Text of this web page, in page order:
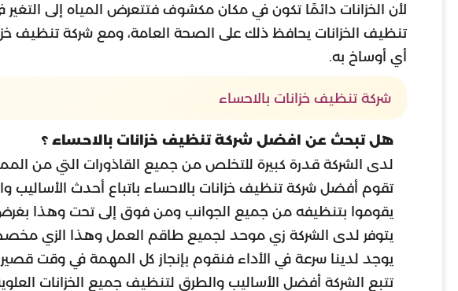
لأن الخزانات دائمًا تكون في مكان مكشوف فتتعرض المياه إلى
تنظيف الخزانات يحافظ ذلك على الصحة العامة، ومع شركة
أي أوساخ به.
شركة تنظيف خزانات بالاحساء
هل تبحث عن افضل شركة تنظيف خزانات بالاحساء ؟
لدى الشركة قدرة كبيرة للتخلص من جميع القاذورات التي من
تقوم أفضل شركة تنظيف خزانات بالاحساء باتباع أحدث
يقوموا بتنظيفه من جميع الجوانب ومن فوق إلى تحت وهذا
يتوفر لدى الشركة زي موحد لجميع طاقم العمل وهذا الزي
يوجد لدينا سرعة في الأداء فنقوم بإنجاز كل المهمة في وقت
تتبع الشركة أفضل الأساليب والطرق لتنظيف جميع الخزانات